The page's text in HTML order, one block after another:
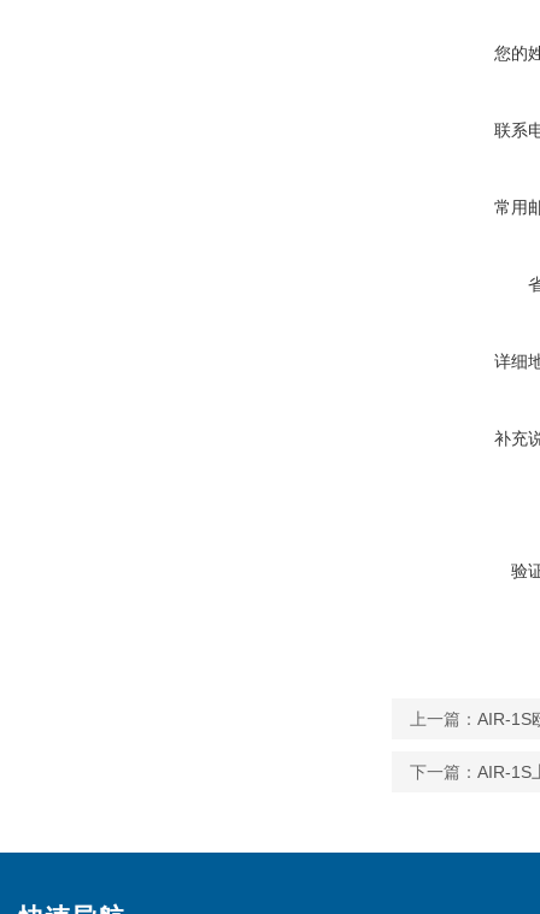
您的
联系
常用
详细
补充
验
上一篇： AIR-1S
下一篇： AIR-1S